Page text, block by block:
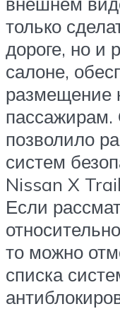
только
дороге, но и
салоне,
размещение
позволило
систем
Nissan X
Если
то можно
списка